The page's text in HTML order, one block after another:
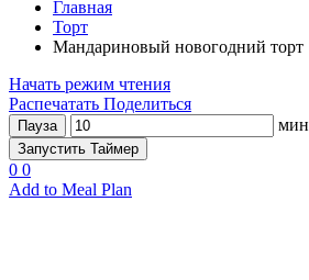
Главная
Торт
Мандариновый новогодний торт
Начать режим чтения
Распечатать Поделиться
Пауза мин
Запустить Таймер
0 0
Add to Meal Plan